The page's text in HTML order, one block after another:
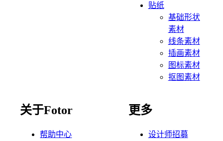
贴纸
基础形状
素材
线条素材
插画素材
图标素材
抠图素材
关于Fotor
帮助中心
更多
设计师招募